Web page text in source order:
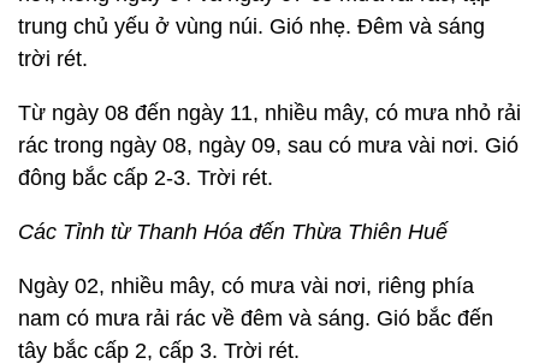
trung chủ yếu ở vùng núi. Gió nhẹ. Đêm và sáng
trời rét.
Từ ngày 08 đến ngày 11, nhiều mây, có mưa nhỏ rải
rác trong ngày 08, ngày 09, sau có mưa vài nơi. Gió
đông bắc cấp 2-3. Trời rét.
Các Tỉnh từ Thanh Hóa đến Thừa Thiên Huế
Ngày 02, nhiều mây, có mưa vài nơi, riêng phía
nam có mưa rải rác về đêm và sáng. Gió bắc đến
tây bắc cấp 2, cấp 3. Trời rét.